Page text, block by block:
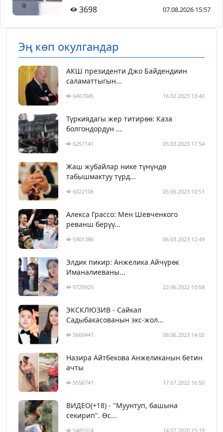
3698 07.08.2026 15:57
Эң көп окулгандар
АКШ президенти Джо Байдендиин
саламаттыгын...
6467045 16.02.2023 13:40
Түркиядагы жер титирөө: Каза
болгондордун ...
6257141 05.03.2023 17:54
Жаш жубайлар нике түнүндө
табышмактуу түрд...
6022106 05.06.2023 10:51
Алекса Грассо: Мен Шевченкого
реванш берүү...
5901386 06.03.2023 12:49
Элдик пикир: Анжелика Айчүрөк
Иманалиеваны...
5729925 22.06.2022 10:58
ЭКСКЛЮЗИВ - Сайкал
Садыбакасованын экс-жол...
5660441 08.06.2023 14:02
Назира Айтбекова Анжеликанын бетин
ачты
5556741 17.07.2022 16:50
ВИДЕО(+18) - "Муунтуп, башына
секирип". Өс...
5485324 14.07.2020 15:19